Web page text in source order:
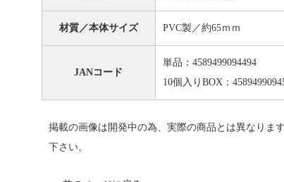
材質／本体サイズ PVC製／約65ｍｍ
JANコード
単品：4589499094494
10個入りBOX：
掲載の画像は開発中の為、実際の商品とは異なりま
下さい。